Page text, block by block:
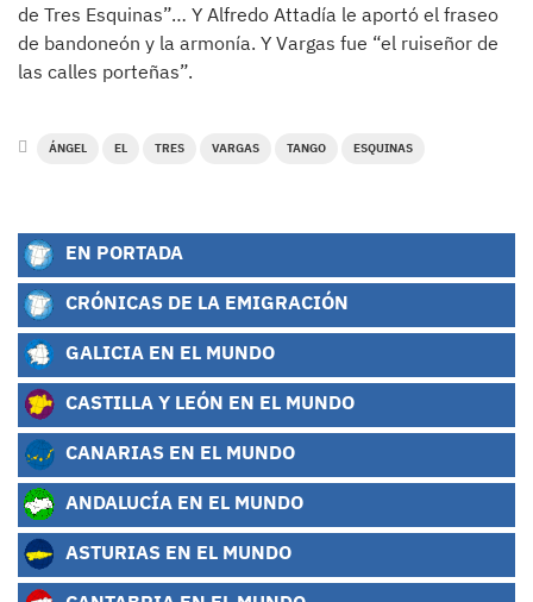
de Tres Esquinas”… Y Alfredo Attadía le aportó el fraseo
de bandoneón y la armonía. Y Vargas fue “el ruiseñor de
las calles porteñas”.
ÁNGEL EL TRES VARGAS TANGO ESQUINAS
EN PORTADA
CRÓNICAS DE LA EMIGRACIÓN
GALICIA EN EL MUNDO
CASTILLA Y LEÓN EN EL MUNDO
CANARIAS EN EL MUNDO
ANDALUCÍA EN EL MUNDO
ASTURIAS EN EL MUNDO